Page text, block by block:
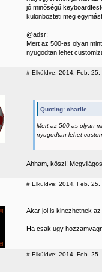
jó minőségű
különbözteti meg
@adsr:
Mert az 500-as olyan
nyugodtan lehet
# Elküldve: 2014. Feb. 25.
Quoting: charlie
Mert az 500-as olyan
nyugodtan lehet
Ahham, köszi!
# Elküldve: 2014. Feb. 25.
Akar jol is kinezhetnek
Ha csak ugy
# Elküldve: 2014. Feb. 25.